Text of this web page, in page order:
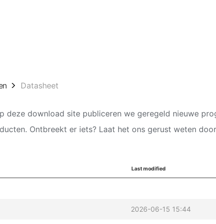
Datasheet
deze download site publiceren we geregeld nieuwe
Ontbreekt er iets? Laat het ons gerust weten
Last modified
2026-06-15 15:44